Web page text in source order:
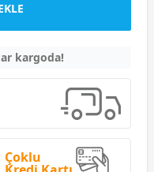
kargoda!
Çoklu